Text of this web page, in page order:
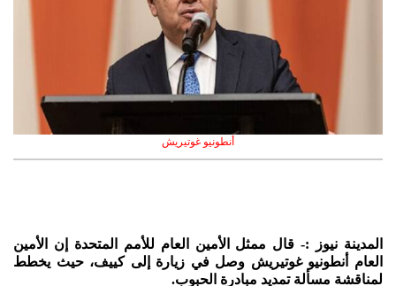
أنطونيو غوتيريش
المدينة نيوز :- قال ممثل الأمين العام للأمم المتحدة إن الأمين
العام أنطونيو غوتيريش وصل في زيارة إلى كييف، حيث يخطط
لمناقشة مسألة تمديد مبادرة الحبوب.